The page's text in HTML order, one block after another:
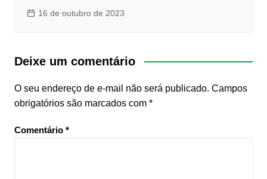
16 de outubro de 2023
Deixe um comentário
O seu endereço de e-mail não será publicado. Campos
obrigatórios são marcados com *
Comentário *